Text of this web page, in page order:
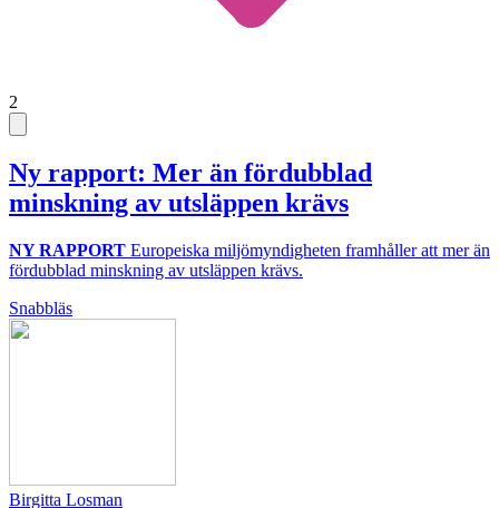
2
Ny rapport: Mer än fördubblad
minskning av utsläppen krävs
NY RAPPORT Europeiska miljömyndigheten framhåller att mer än
fördubblad minskning av utsläppen krävs.
Snabbläs
Birgitta Losman